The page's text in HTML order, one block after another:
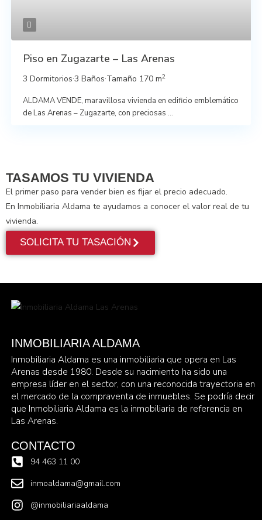
Piso en Zugazarte – Las Arenas
3 Dormitorios·3 Baños·Tamaño 170 m2
ALDAMA VENDE, maravillosa vivienda en edificio emblemático
de Las Arenas – Zugazarte, con preciosas ...
TASAMOS TU VIVIENDA
El primer paso para vender bien es fijar el precio adecuado.
En Inmobiliaria Aldama te ayudamos a conocer el valor real de tu
vivienda.
SOLICITA TU TASACIÓN
INMOBILIARIA ALDAMA
Inmobiliaria Aldama es una inmobiliaria que opera en Las
Arenas desde 1980. Desde su nacimiento ha sido una
empresa líder en el sector, con una reconocida trayectoria en
el mercado de la compraventa de inmuebles. Se podría decir
que Inmobiliaria Aldama es la inmobiliaria de referencia en
Las Arenas.
CONTACTO
94 463 11 00
inmoaldama@gmail.com
@inmobiliariaaldama